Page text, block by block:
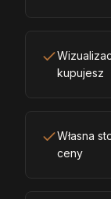
kupujesz
Własna
ceny